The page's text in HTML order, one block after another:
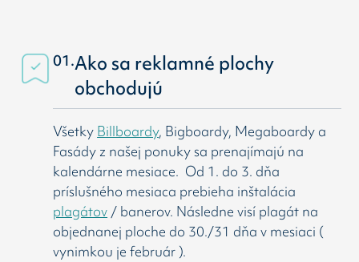
01.Ako sa reklamné plochy
obchodujú
Všetky Billboardy, Bigboardy, Megaboardy a
Fasády z našej ponuky sa prenajímajú na
kalendárne mesiace. Od 1. do 3. dňa
príslušného mesiaca prebieha inštalácia
plagátov / banerov. Následne visí plagát na
objednanej ploche do 30./31 dňa v mesiaci (
vynimkou je február ).